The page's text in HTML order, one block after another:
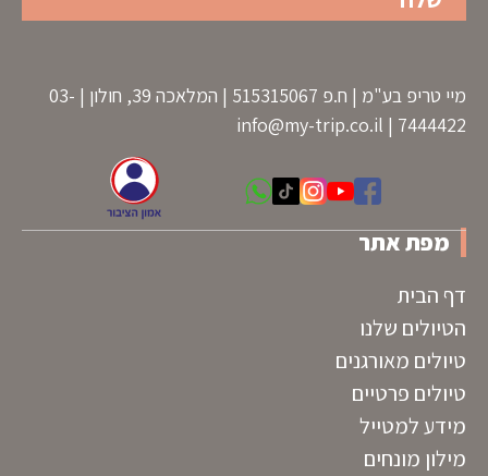
מיי טריפ בע"מ | ח.פ 515315067 | המלאכה 39, חולון | 03-
7444422 |
info@my-trip.co.il
מפת אתר
דף הבית
הטיולים שלנו
טיולים מאורגנים
טיולים פרטיים
מידע למטייל
מילון מונחים